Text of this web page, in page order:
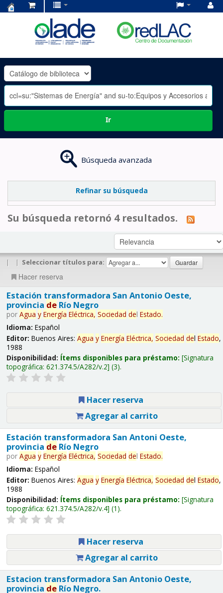
OLADE
-
Ir
Búsqueda avanzada
Refinar su búsqueda
Su búsqueda retornó 4 resultados.
| | Seleccionar títulos para:
Hacer reserva
Estación transformadora San Antonio Oeste,
provincia deRío Negro
por Agua y Energía Eléctrica, Sociedad del Estado.
Idioma: Español
Editor: Buenos Aires: Agua y Energía Eléctrica, Sociedad del Estado,
1988
Disponibilidad: Ítems disponibles para préstamo: Signatura
topográfica: 621.374.5/A282/v.2 (3).
Hacer reserva
Agregar al carrito
Estación transformadora San Antoni Oeste,
provincia deRío Negro
por Agua y Energía Eléctrica, Sociedad del Estado.
Idioma: Español
Editor: Buenos Aires: Agua y Energía Eléctrica, Sociedad del Estado,
1988
Disponibilidad: Ítems disponibles para préstamo: Signatura
topográfica: 621.374.5/A282/v.4 (1).
Hacer reserva
Agregar al carrito
Estacion transformadora San Antonio Oeste,
provincia deRío Negro.